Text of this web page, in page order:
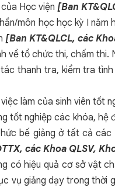
Học viện [Ban
môn học học kỳ I
[Ban KT&QLCL, các
về tổ chức thi, chấm
thanh tra, kiểm tra
làm của sinh viên tốt
tốt nghiệp các khóa,
bế giảng ở tất cả
các Khoa QLSV,
có hiệu quả cơ sở
vụ giảng dạy trong